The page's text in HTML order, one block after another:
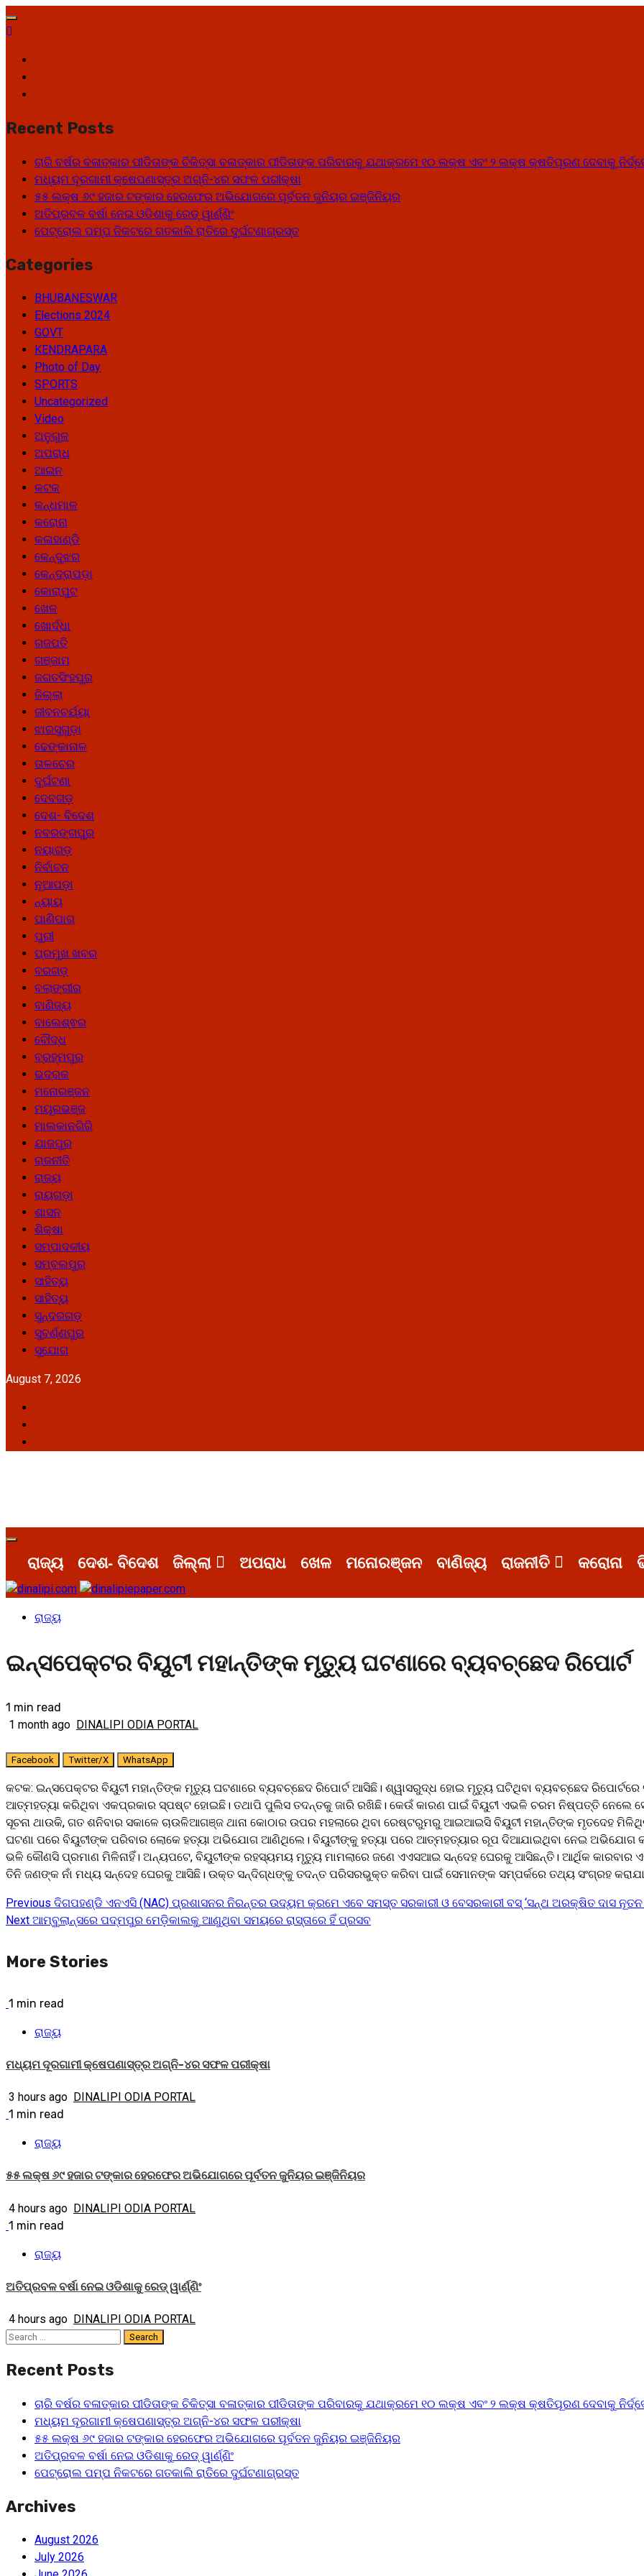
Skip
to
Recent Posts
ଚାରି ବର୍ଷର ବଳାତ୍କାର ପୀଡିତାଙ୍କ ଚିକିତ୍ସା ବଳାତ୍କାର ପୀଡିତାଙ୍କ ପରିବାରକୁ ଯଥାକ୍ରମେ ୧୦ ଲକ୍ଷ ଏବଂ ୨ ଲକ୍ଷ କ୍ଷତିପୂରଣ ଦେବାକୁ
ମଧ୍ୟମ ଦୂରଗାମୀ କ୍ଷେପଣାସ୍ତ୍ର ଅଗ୍ନି-୪ର ସଫଳ ପରୀକ୍ଷା
୫୫ ଲକ୍ଷ ୬୯ ହଜାର ଟଙ୍କାର ହେରଫେର ଅଭିଯୋଗରେ ପୂର୍ବତନ ଜୁନିୟର ଇଞ୍ଜିନିୟର
ଅତିପ୍ରବଳ ବର୍ଷା ନେଇ ଓଡିଶାକୁ ରେଡ୍ ୱାର୍ଣ୍ଣିଂ
ପେଟ୍ରୋଲ ପମ୍ପ ନିକଟରେ ଗତକାଲି ରାତିରେ ଦୁର୍ଘଟଣାଗ୍ରସ୍ତ
Categories
BHUBANESWAR
Elections 2024
GOVT
KENDRAPARA
Photo of Day
SPORTS
Uncategorized
Video
ଅନୁଗୁଳ
ଅପରାଧ
ଆଇନ
କଟକ
କନ୍ଧମାଳ
କରୋନା
କଳାହାଣ୍ଡି
କେନ୍ଦୁଝର
କେନ୍ଦ୍ରାପଡ଼ା
କୋରାପୁଟ
ଖେଳ
ଖୋର୍ଦ୍ଧା
ଗଜପତି
ଗଞ୍ଜାମ
ଜଗତସିଂହପୁର
ଜିଲ୍ଲା
ଜୀବନଚର୍ଯ୍ୟା
ଝାରସୁଗୁଡ଼ା
ଢେଙ୍କାନାଳ
ତାଳଚେର
ଦୁର୍ଘଟଣା
ଦେବଗଡ଼
ଦେଶ- ବିଦେଶ
ନବରଙ୍ଗପୁର
ନୟାଗଡ଼
ନିର୍ବାଚନ
ନୂଆପଡ଼ା
ନ୍ୟାୟ
ପାଣିପାଗ
ପୁରୀ
ପ୍ରମୁଖ ଖବର
ବରଗଡ଼
ବଲାଙ୍ଗୀର
ବାଣିଜ୍ୟ
ବାଲେଶ୍ଵର
ବୌଦ୍ଧ
ବ୍ରହ୍ମପୁର
ଭଦ୍ରକ
ମନୋରଞ୍ଜନ
ମୟୂରଭଞ୍ଜ
ମାଲକାନଗିରି
ଯାଜପୁର
ରାଜନୀତି
ରାଜ୍ୟ
ରାୟଗଡ଼ା
ଶାସନ
ଶିକ୍ଷା
ସମ୍ପାଦକୀୟ
ସମ୍ବଲପୁର
ସାହିତ୍ୟ
ସାହିତ୍ୟ
ସୁନ୍ଦରଗଡ଼
ସୁବର୍ଣ୍ଣପୁର
ସୁଯୋଗ
August 7, 2026
Primary
Menuରାଜ୍ୟ ଦେଶ- ବିଦେଶ ଜିଲ୍ଲା ଅପରାଧ ଖେଳ ମନୋରଞ୍ଜନ ବାଣିଜ୍ୟ ରାଜନୀତି କରୋନା
ରାଜ୍ୟ
ଇନ୍ସପେକ୍ଟର ବିୟୁଟୀ ମହାନ୍ତିଙ୍କ ମୃତ୍ୟୁ ଘଟଣାରେ ବ୍ୟବଚ୍ଛେଦ ରିପୋର୍ଟ
1 min read
1 month ago DINALIPI ODIA PORTAL
Facebook Twitter/X WhatsApp
କଟକ: ଇନ୍ସପେକ୍ଟର ବିୟୁଟୀ ମହାନ୍ତିଙ୍କ ମୃତ୍ୟୁ ଘଟଣାରେ ବ୍ୟବଚ୍ଛେଦ ରିପୋର୍ଟ ଆସିଛି। ଶ୍ୱାସରୁଦ୍ଧ ହୋଇ ମୃତ୍ୟୁ ଘଟିଥିବା ବ୍ୟବଚ୍ଛେଦ ରିପୋର୍ଟରେ
ଆତ୍ମହତ୍ୟା କରିଥିବା ଏକପ୍ରକାର ସ୍ପଷ୍ଟ ହୋଇଛି। ତଥାପି ପୁଲିସ ତଦନ୍ତକୁ ଜାରି ରଖିଛି। କେଉଁ କାରଣ ପାଇଁ ବିୟୁଟୀ ଏଭଳି ଚରମ ନିଷ୍ପତ୍ତି ନେଲେ
ସୂଚନା ଥାଉକି, ଗତ ଶନିବାର ସକାଳେ ଚାଉଳିଆଗଞ୍ଜ ଥାନା କୋଠାର ଉପର ମହଲାରେ ଥିବା ରେଷ୍ଟରୁମରୁ ଆଇଆଇସି ବିୟୁଟୀ ମହାନ୍ତିଙ୍କ ମୃତଦେହ
ଘଟଣା ପରେ ବିୟୁଟୀଙ୍କ ପରିବାର ଲୋକେ ହତ୍ୟା ଅଭିଯୋଗ ଆଣିଥିଲେ। ବିୟୁଟୀଙ୍କୁ ହତ୍ୟା ପରେ ଆତ୍ମହତ୍ୟାର ରୂପ ଦିଆଯାଇଥିବା ନେଇ ଅଭିଯୋଗ
ଭଳି କୌଣସି ପ୍ରମାଣ ମିଳିନାହିଁ। ଅନ୍ୟପଟେ, ବିୟୁଟୀଙ୍କ ରହସ୍ୟମୟ ମୃତ୍ୟୁ ମାମଲାରେ ଜଣେ ଏଏସଆଇ ସନ୍ଦେହ ଘେରକୁ ଆସିଛନ୍ତି। ଆର୍ଥିକ କାରବାର
ତିନି ଜଣଙ୍କ ନାଁ ମଧ୍ୟ ସନ୍ଦେହ ଘେରକୁ ଆସିଛି। ଉକ୍ତ ସନ୍ଦିଗ୍ଧଙ୍କୁ ତଦନ୍ତ ପରିସରଭୁକ୍ତ କରିବା ପାଇଁ ସେମାନଙ୍କ ସମ୍ପର୍କରେ ତଥ୍ୟ ସଂଗ୍ରହ
Continue
Reading
Previous ଦିଗପହଣ୍ଡି ଏନଏସି (NAC) ପ୍ରଶାସନର ନିରନ୍ତର ଉଦ୍ୟମ କ୍ରମେ ଏବେ ସମସ୍ତ ସରକାରୀ ଓ ବେସରକାରୀ ବସ୍ ‘ସନ୍ଥ ଅରକ୍ଷିତ ଦାସ
Next ଆମ୍ବୁଲାନ୍ସରେ ପଦ୍ମପୁର ମେଡ଼ିକାଲକୁ ଆଣୁଥିବା ସମୟରେ ରାସ୍ତାରେ ହିଁ ପ୍ରସବ
More Stories
1 min read
ରାଜ୍ୟ
ମଧ୍ୟମ ଦୂରଗାମୀ କ୍ଷେପଣାସ୍ତ୍ର ଅଗ୍ନି-୪ର ସଫଳ ପରୀକ୍ଷା
3 hours ago DINALIPI ODIA PORTAL
1 min read
ରାଜ୍ୟ
୫୫ ଲକ୍ଷ ୬୯ ହଜାର ଟଙ୍କାର ହେରଫେର ଅଭିଯୋଗରେ ପୂର୍ବତନ ଜୁନିୟର ଇଞ୍ଜିନିୟର
4 hours ago DINALIPI ODIA PORTAL
1 min read
ରାଜ୍ୟ
ଅତିପ୍ରବଳ ବର୍ଷା ନେଇ ଓଡିଶାକୁ ରେଡ୍ ୱାର୍ଣ୍ଣିଂ
4 hours ago DINALIPI ODIA PORTAL
Search
Recent Posts
ଚାରି ବର୍ଷର ବଳାତ୍କାର ପୀଡିତାଙ୍କ ଚିକିତ୍ସା ବଳାତ୍କାର ପୀଡିତାଙ୍କ ପରିବାରକୁ ଯଥାକ୍ରମେ ୧୦ ଲକ୍ଷ ଏବଂ ୨ ଲକ୍ଷ କ୍ଷତିପୂରଣ ଦେବାକୁ
ମଧ୍ୟମ ଦୂରଗାମୀ କ୍ଷେପଣାସ୍ତ୍ର ଅଗ୍ନି-୪ର ସଫଳ ପରୀକ୍ଷା
୫୫ ଲକ୍ଷ ୬୯ ହଜାର ଟଙ୍କାର ହେରଫେର ଅଭିଯୋଗରେ ପୂର୍ବତନ ଜୁନିୟର ଇଞ୍ଜିନିୟର
ଅତିପ୍ରବଳ ବର୍ଷା ନେଇ ଓଡିଶାକୁ ରେଡ୍ ୱାର୍ଣ୍ଣିଂ
ପେଟ୍ରୋଲ ପମ୍ପ ନିକଟରେ ଗତକାଲି ରାତିରେ ଦୁର୍ଘଟଣାଗ୍ରସ୍ତ
Archives
August 2026
July 2026